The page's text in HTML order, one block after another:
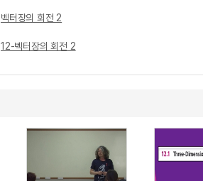
벡터장의 회전 2
12-벡터장의 회전 2